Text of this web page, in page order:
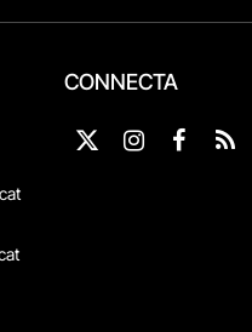
CONNECTA
X
Instagram
Facebook
RSS